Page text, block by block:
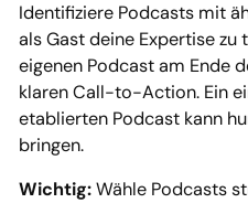
Identifiziere Podcasts mit
als Gast deine Expertise zu
eigenen Podcast am Ende
klaren Call-to-Action. Ein
etablierten Podcast kann
bringen.
Wichtig:Wähle Podcasts